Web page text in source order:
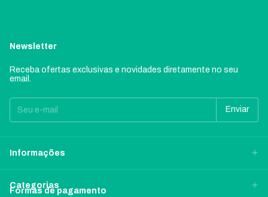
Newsletter
Receba ofertas exclusivas e novidades diretamente no seu
email.
Informações
Categorias
Formas de pagamento